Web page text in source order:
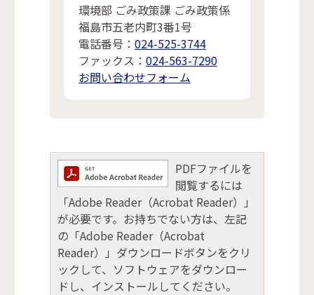
環境部 ごみ政策課 ごみ政策係
福島市五老内町3番1号
電話番号： 024-525-3744
ファックス： 024-563-7290
お問い合わせフォーム
PDFファイルを
閲覧するには
「Adobe Reader（Acrobat Reader）」
が必要です。お持ちでない方は、左記
の「Adobe Reader（Acrobat
Reader）」ダウンロードボタンをクリ
ックして、ソフトウェアをダウンロー
ドし、インストールしてください。